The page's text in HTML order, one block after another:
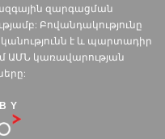
զարգացման
Բովանդակությունը
է և պարտադիր
ԱՄՆ կառավարության